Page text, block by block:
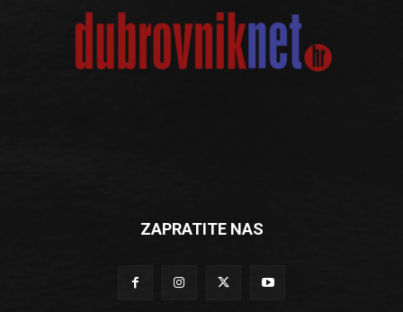
ZAPRATITE NAS